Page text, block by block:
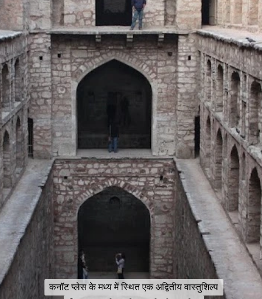
कनॉट प्लेस के मध्य में स्थित एक अद्वितीय वास्तुशिल्प
कनॉट प्लेस के मध्य में स्थित एक अद्वितीय वास्तुशिल्प